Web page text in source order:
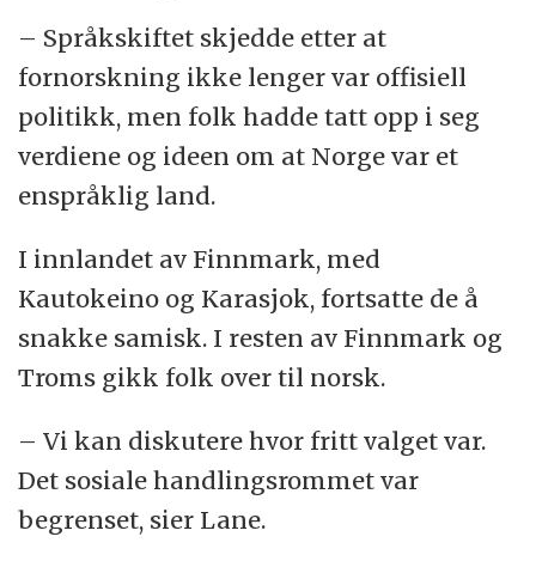
– Språkskiftet skjedde etter at
fornorskning ikke lenger var offisiell
politikk, men folk hadde tatt opp i seg
verdiene og ideen om at Norge var et
enspråklig land.
I innlandet av Finnmark, med
Kautokeino og Karasjok, fortsatte de å
snakke samisk. I resten av Finnmark og
Troms gikk folk over til norsk.
– Vi kan diskutere hvor fritt valget var.
Det sosiale handlingsrommet var
begrenset, sier Lane.